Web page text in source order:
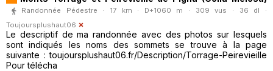
Randonnée Pédestre · 17 km · D+1060 m · 309 vus · 36 dl ·
Toujoursplushaut06
Le descriptif de ma randonnée avec des photos sur lesquels
sont indiqués les noms des sommets se trouve à la page
suivante : toujoursplushaut06.fr/Description/Torrage-Peirevieille
Pour télécha